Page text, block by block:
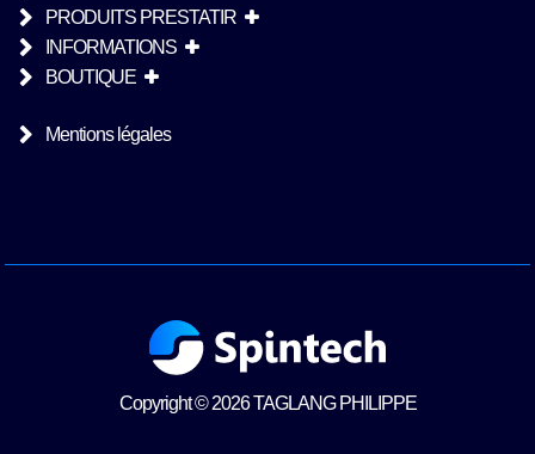
PRODUITS PRESTATIR
INFORMATIONS
BOUTIQUE
Mentions légales
Copyright © 2026 TAGLANG PHILIPPE